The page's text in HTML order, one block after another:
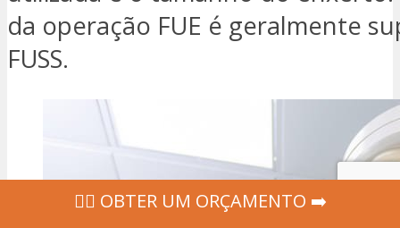
da operação FUE é geralmente
FUSS.
‍👩‍⚕ OBTER UM ORÇAMENTO ➡️